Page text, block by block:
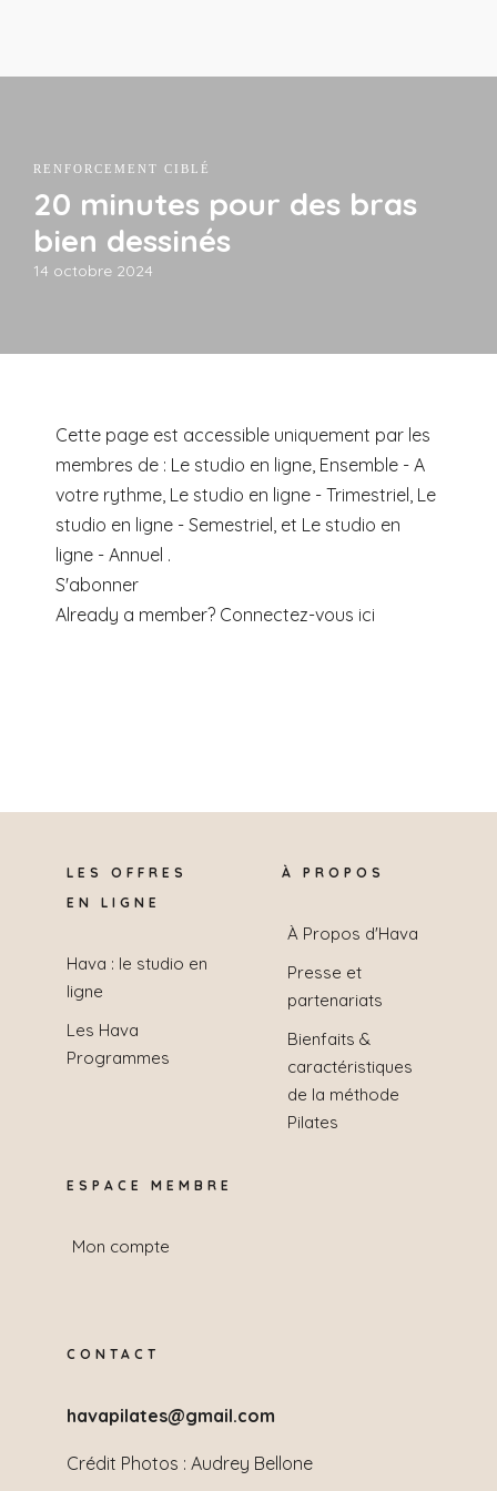
RENFORCEMENT CIBLÉ
20 minutes pour des bras
bien dessinés
14 octobre 2024
Cette page est accessible uniquement par les
membres de : Le studio en ligne, Ensemble - A
votre rythme, Le studio en ligne - Trimestriel, Le
studio en ligne - Semestriel, et Le studio en
ligne - Annuel .
S'abonner
Already a member? Connectez-vous ici
LES OFFRES
EN LIGNE
Hava : le studio en
ligne
Les Hava
Programmes
À PROPOS
À Propos d'Hava
Presse et
partenariats
Bienfaits &
caractéristiques
de la méthode
Pilates
ESPACE MEMBRE
Mon compte
CONTACT
havapilates@gmail.com
Crédit Photos : Audrey Bellone